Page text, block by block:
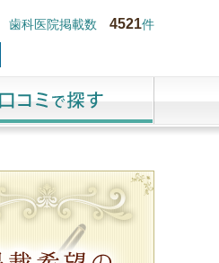
歯科医院掲載数 4521件